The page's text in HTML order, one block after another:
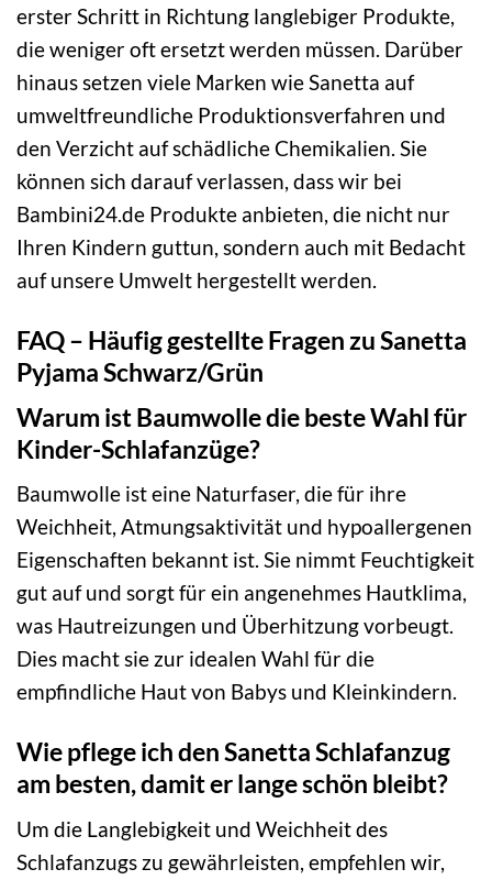
erster Schritt in Richtung langlebiger Produkte,
die weniger oft ersetzt werden müssen. Darüber
hinaus setzen viele Marken wie Sanetta auf
umweltfreundliche Produktionsverfahren und
den Verzicht auf schädliche Chemikalien. Sie
können sich darauf verlassen, dass wir bei
Bambini24.de Produkte anbieten, die nicht nur
Ihren Kindern guttun, sondern auch mit Bedacht
auf unsere Umwelt hergestellt werden.
FAQ – Häufig gestellte Fragen zu Sanetta
Pyjama Schwarz/Grün
Warum ist Baumwolle die beste Wahl für
Kinder-Schlafanzüge?
Baumwolle ist eine Naturfaser, die für ihre
Weichheit, Atmungsaktivität und hypoallergenen
Eigenschaften bekannt ist. Sie nimmt Feuchtigkeit
gut auf und sorgt für ein angenehmes Hautklima,
was Hautreizungen und Überhitzung vorbeugt.
Dies macht sie zur idealen Wahl für die
empfindliche Haut von Babys und Kleinkindern.
Wie pflege ich den Sanetta Schlafanzug
am besten, damit er lange schön bleibt?
Um die Langlebigkeit und Weichheit des
Schlafanzugs zu gewährleisten, empfehlen wir,